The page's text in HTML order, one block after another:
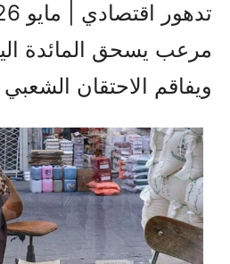
مرعب يسحق المائدة
ويفاقم الاحتقان الشعبي